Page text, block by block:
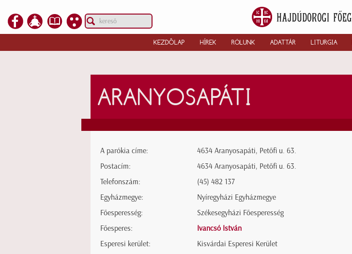
KEZDŐLAP HÍREK RÓLUNK ADATTÁR LITURGIA
ARANYOSAPÁTI
A parókia címe:
4634 Aranyosapáti, Petőfi u. 63.
Postacím:
4634 Aranyosapáti, Petőfi u. 63.
Telefonszám:
(45) 482 137
Egyházmegye:
Nyíregyházi Egyházmegye
Főesperesség:
Székesegyházi Főesperesség
Főesperes:
Ivancsó István
Esperesi kerület:
Kisvárdai Esperesi Kerület